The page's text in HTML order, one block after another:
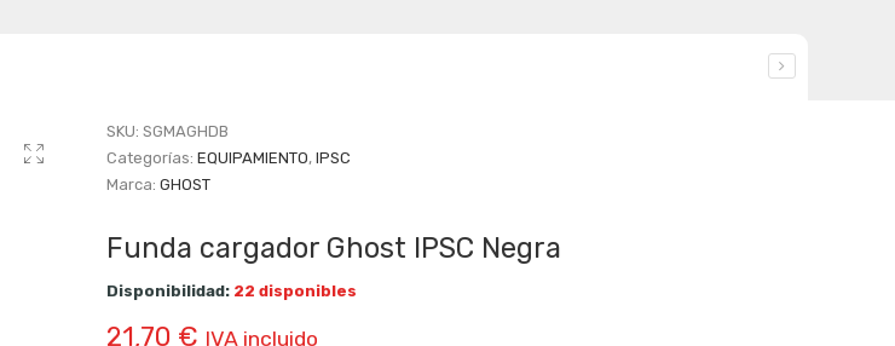
SKU: SGMAGHDB
Categorías: EQUIPAMIENTO, IPSC
Marca: GHOST
Funda cargador Ghost IPSC Negra
Disponibilidad: 22 disponibles
21,70 € IVA incluido